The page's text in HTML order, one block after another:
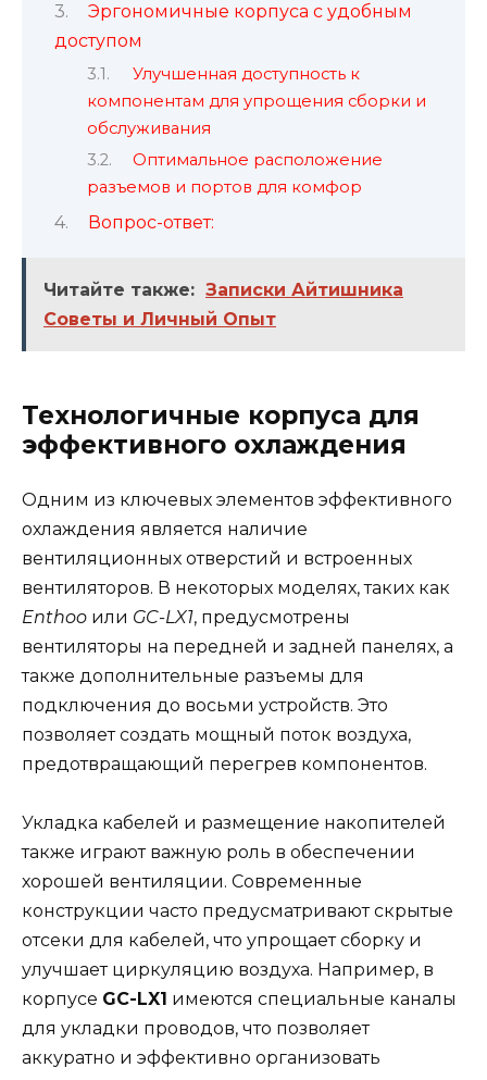
Эргономичные корпуса с удобным
доступом
Улучшенная доступность к
компонентам для упрощения сборки и
обслуживания
Оптимальное расположение
разъемов и портов для комфор
Вопрос-ответ:
Читайте также: Записки Айтишника
Советы и Личный Опыт
Технологичные корпуса для
эффективного охлаждения
Одним из ключевых элементов эффективного
охлаждения является наличие
вентиляционных отверстий и встроенных
вентиляторов. В некоторых моделях, таких как
Enthoo или GC-LX1, предусмотрены
вентиляторы на передней и задней панелях, а
также дополнительные разъемы для
подключения до восьми устройств. Это
позволяет создать мощный поток воздуха,
предотвращающий перегрев компонентов.
Укладка кабелей и размещение накопителей
также играют важную роль в обеспечении
хорошей вентиляции. Современные
конструкции часто предусматривают скрытые
отсеки для кабелей, что упрощает сборку и
улучшает циркуляцию воздуха. Например, в
корпусе GC-LX1 имеются специальные каналы
для укладки проводов, что позволяет
аккуратно и эффективно организовать